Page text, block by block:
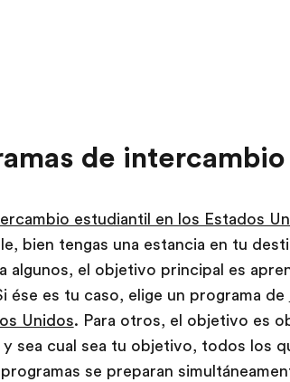
de
estudiantil en los Estados
bien tengas una estancia en tu
algunos, el objetivo principal es
ése es tu caso, elige un programa de
Unidos. Para otros, el objetivo es
sea cual sea tu objetivo, todos los
se preparan